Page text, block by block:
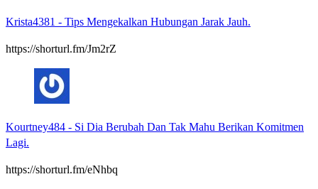
Krista4381 - Tips Mengekalkan Hubungan Jarak Jauh.
https://shorturl.fm/Jm2rZ
Kourtney484 - Si Dia Berubah Dan Tak Mahu Berikan Komitmen
Lagi.
https://shorturl.fm/eNhbq